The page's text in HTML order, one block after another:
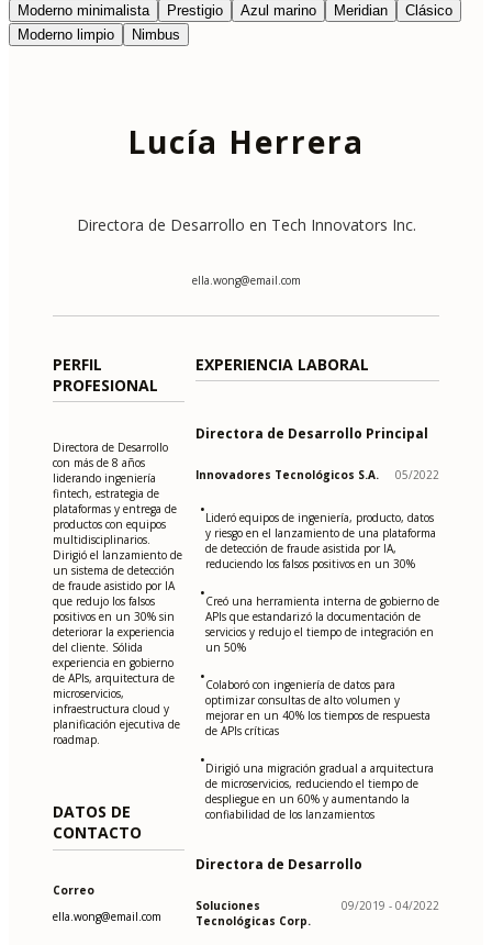
Moderno minimalista
Prestigio Azul marino Meridian
Clásico
Moderno limpio
Nimbus
Lucía Herrera
Directora de Desarrollo en Tech Innovators Inc.
ella.wong@email.com
PERFIL
PROFESIONAL
Directora de Desarrollo
con más de 8 años
liderando ingeniería
fintech, estrategia de
plataformas y entrega de
productos con equipos
multidisciplinarios.
Dirigió el lanzamiento de
un sistema de detección
de fraude asistido por IA
que redujo los falsos
positivos en un 30% sin
deteriorar la experiencia
del cliente. Sólida
experiencia en gobierno
de APIs, arquitectura de
microservicios,
infraestructura cloud y
planificación ejecutiva de
roadmap.
DATOS DE
CONTACTO
Correo
ella.wong@email.com
EXPERIENCIA LABORAL
Directora de Desarrollo Principal
Innovadores Tecnológicos S.A. 05/2022
•Lideró equipos de ingeniería, producto, datos
y riesgo en el lanzamiento de una plataforma
de detección de fraude asistida por IA,
reduciendo los falsos positivos en un 30%
•Creó una herramienta interna de gobierno de
APIs que estandarizó la documentación de
servicios y redujo el tiempo de integración en
un 50%
•Colaboró con ingeniería de datos para
optimizar consultas de alto volumen y
mejorar en un 40% los tiempos de respuesta
de APIs críticas
•Dirigió una migración gradual a arquitectura
de microservicios, reduciendo el tiempo de
despliegue en un 60% y aumentando la
confiabilidad de los lanzamientos
Directora de Desarrollo
Soluciones
Tecnológicas Corp.
09/2019 - 04/2022